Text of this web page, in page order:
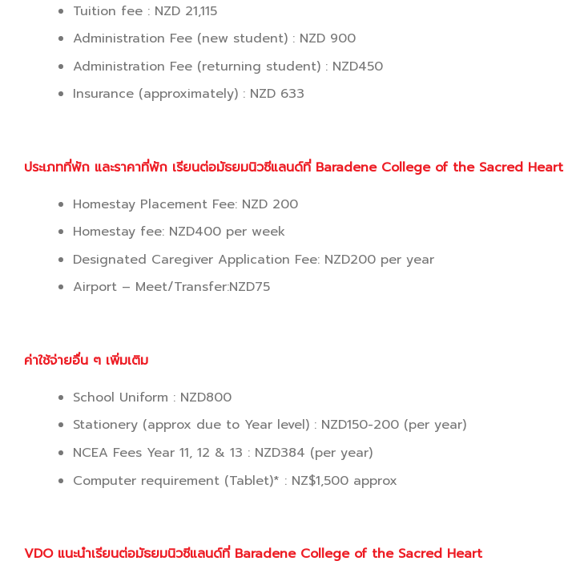
Tuition fee : NZD 21,115
Administration Fee (new student) : NZD 900
Administration Fee (returning student) : NZD450
Insurance (approximately) : NZD 633
ประเภทที่พัก และราคาที่พัก เรียนต่อมัธยมนิวซีแลนด์ที่ Baradene College of the Sacred Heart
Homestay Placement Fee: NZD 200
Homestay fee: NZD400 per week
Designated Caregiver Application Fee: NZD200 per year
Airport – Meet/Transfer:NZD75
ค่าใช้จ่ายอื่น ๆ เพิ่มเติม
School Uniform : NZD800
Stationery (approx due to Year level) : NZD150-200 (per year)
NCEA Fees Year 11, 12 & 13 : NZD384 (per year)
Computer requirement (Tablet)* : NZ$1,500 approx
VDO แนะนำเรียนต่อมัธยมนิวซีแลนด์ที่ Baradene College of the Sacred Heart